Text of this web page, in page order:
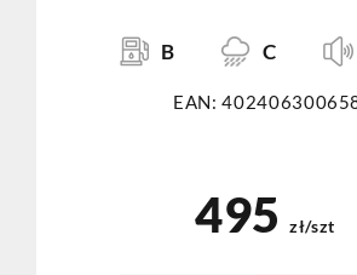
B C
EAN:
495 zł/szt